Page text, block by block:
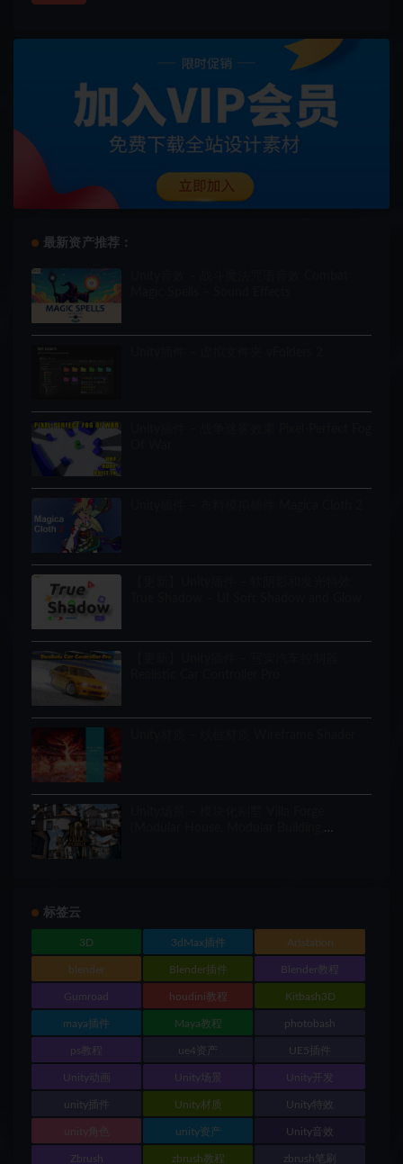
最新资产推荐：
标签云
3D 3dMax插件 Artstation
blender Blender插件 Blender教程
Gumroad houdini教程 Kitbash3D
maya插件 Maya教程 photobash
ps教程 ue4资产 UE5插件
Unity动画 Unity场景 Unity开发
unity插件 Unity材质 Unity特效
unity角色 unity资产 Unity音效
Zbrush zbrush教程 zbrush笔刷